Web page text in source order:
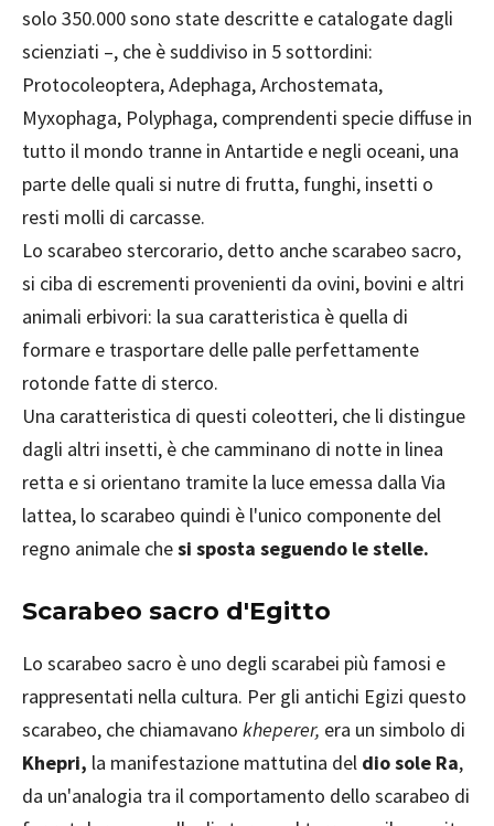
solo 350.000 sono state descritte e catalogate dagli
scienziati –, che è suddiviso in 5 sottordini:
Protocoleoptera, Adephaga, Archostemata,
Myxophaga, Polyphaga, comprendenti specie diffuse in
tutto il mondo tranne in Antartide e negli oceani, una
parte delle quali si nutre di frutta, funghi, insetti o
resti molli di carcasse.
Lo scarabeo stercorario, detto anche scarabeo sacro,
si ciba di escrementi provenienti da ovini, bovini e altri
animali erbivori: la sua caratteristica è quella di
formare e trasportare delle palle perfettamente
rotonde fatte di sterco.
Una caratteristica di questi coleotteri, che li distingue
dagli altri insetti, è che camminano di notte in linea
retta e si orientano tramite la luce emessa dalla Via
lattea, lo scarabeo quindi è l'unico componente del
regno animale chesi sposta seguendo le stelle.
Scarabeo sacro d'Egitto
Lo scarabeo sacro è uno degli scarabei più famosi e
rappresentati nella cultura. Per gli antichi Egizi questo
scarabeo, che chiamavano kheperer, era un simbolo di
Khepri, la manifestazione mattutina del dio sole Ra,
da un'analogia tra il comportamento dello scarabeo di